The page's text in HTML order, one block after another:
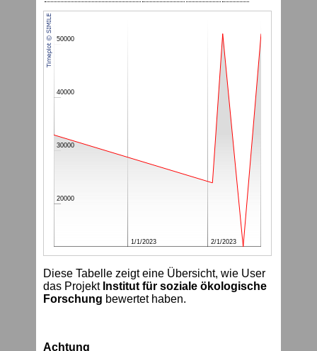
1/1/2023 2/1/2023
20000
30000
40000
50000
Diese Tabelle zeigt eine Übersicht, wie User
das Projekt Institut für soziale ökologische
Forschung bewertet haben.
Achtung